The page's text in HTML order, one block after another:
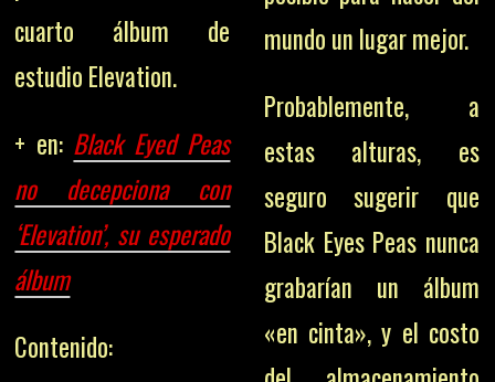
cuarto álbum de
estudio Elevation.
+ en: Black Eyed Peas
no decepciona con
‘Elevation’, su esperado
álbum
Contenido:
mundo un lugar mejor.
Probablemente, a
estas alturas, es
seguro sugerir que
Black Eyes Peas nunca
grabarían un álbum
«en cinta», y el costo